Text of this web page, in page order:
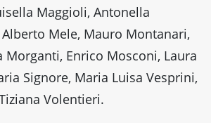
Maggioli, Antonella
Mele, Mauro Montanari,
Morganti, Enrico Mosconi, Laura
Signore, Maria Luisa Vesprini,
Volentieri.